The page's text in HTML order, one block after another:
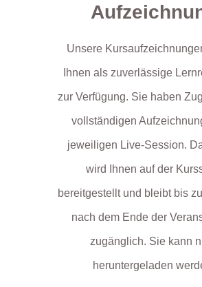
Unsere
Ihnen als zuverlässige
zur Verfügung. Sie haben
vollständigen
jeweiligen Live-Session.
wird Ihnen auf der
bereitgestellt und bleibt bis
nach dem Ende der
zugänglich. Sie kann
heruntergeladen